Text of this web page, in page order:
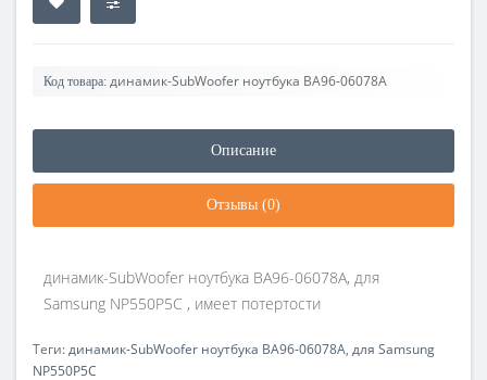
Код товара: динамик-SubWoofer ноутбука BA96-06078A
Описание
Отзывы (0)
динамик-SubWoofer ноутбука BA96-06078A, для
Samsung NP550P5C , имеет потертости
Теги:динамик-SubWoofer ноутбука BA96-06078A, для Samsung
NP550P5C